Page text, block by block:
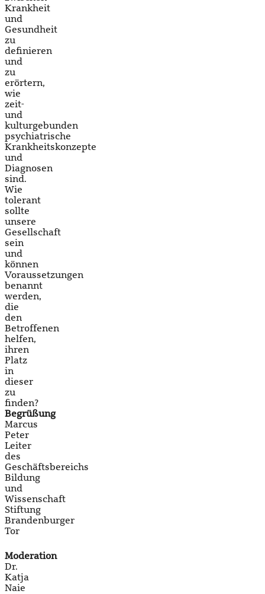
Krankheit
und
Gesundheit
zu
definieren
und
zu
erörtern,
wie
zeit-
und
kulturgebunden
psychiatrische
Krankheitskonzepte
und
Diagnosen
sind.
Wie
tolerant
sollte
unsere
Gesellschaft
sein
und
können
Voraussetzungen
benannt
werden,
die
den
Betroffenen
helfen,
ihren
Platz
in
dieser
zu
finden?
Begrüßung
Marcus
Peter
Leiter
des
Geschäftsbereichs
Bildung
und
Wissenschaft
Stiftung
Brandenburger
Tor
Moderation
Dr.
Katja
Naie